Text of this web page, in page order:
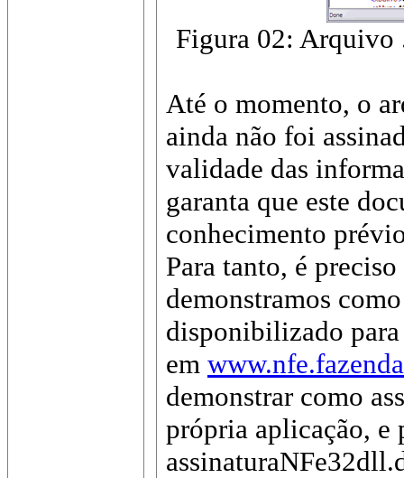
Figura 02: Arquivo
Até o momento, o
ainda não foi
validade das
garanta que este
conhecimento
Para tanto, é
demonstramos
disponibilizado
em
demonstrar como
própria aplicação, e